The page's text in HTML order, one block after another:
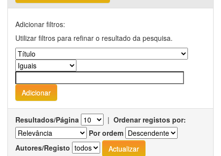
Adicionar filtros:
Utilizar filtros para refinar o resultado da pesquisa.
Resultados/Página | Ordenar registos por:
Por ordem
Autores/Registo